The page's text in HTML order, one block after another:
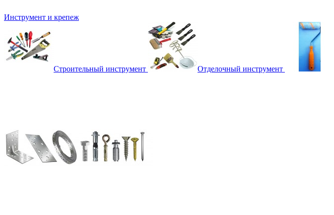
Инструмент и крепеж
Строительный инструмент Отделочный инструмент